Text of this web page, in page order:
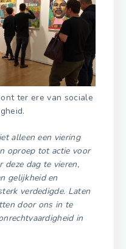
ter ere van sociale
alleen een viering
oproep tot actie voor
deze dag te vieren,
gelijkheid en
verdedigde. Laten
door ons in te
in